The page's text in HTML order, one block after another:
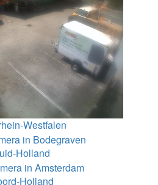
Westfalen
Holland
Holland